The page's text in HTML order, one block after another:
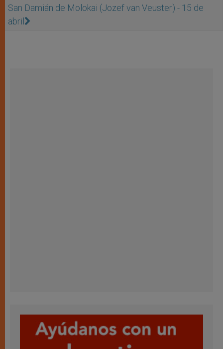
San Damián de Molokai (Jozef van Veuster) - 15 de
abril